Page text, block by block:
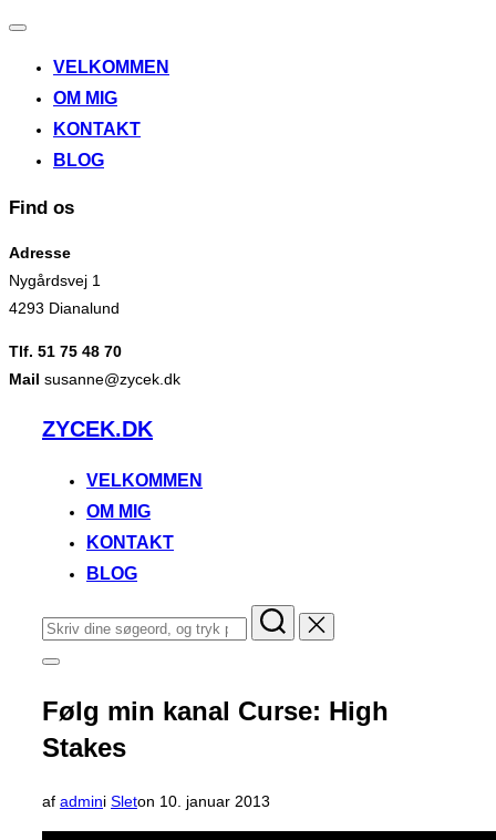
Slå
til/fra
VELKOMMEN
OM MIG
KONTAKT
BLOG
Find os
Adresse
Nygårdsvej 1
4293 Dianalund
Tlf. 51 75 48 70
Mail susanne@zycek.dk
VidereZYCEK.DK
VELKOMMEN
OM MIG
KONTAKT
BLOG
Søg
efter:
Slå
i
sidekolonne
til/fra
Følg min kanal Curse: High
Stakes
af admini Sleton Udgivet
d.
10. januar 2013